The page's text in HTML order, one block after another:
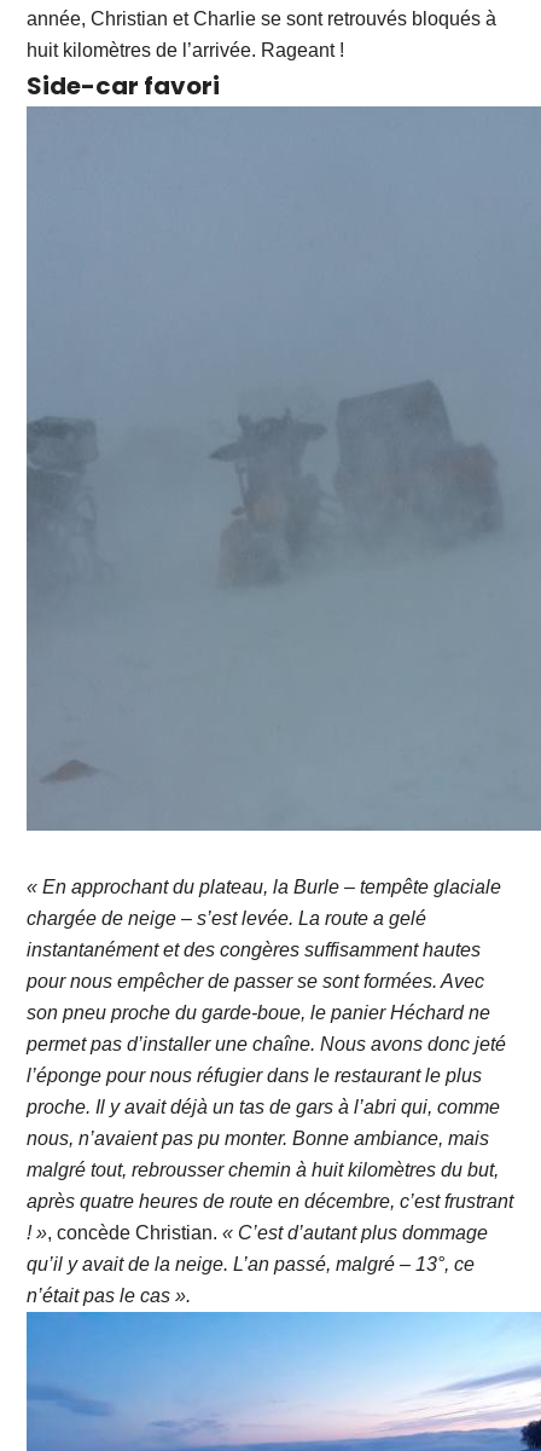
année, Christian et Charlie se sont retrouvés bloqués à
huit kilomètres de l’arrivée. Rageant !
Side-car favori
« En approchant du plateau, la Burle – tempête glaciale
chargée de neige – s’est levée. La route a gelé
instantanément et des congères suffisamment hautes
pour nous empêcher de passer se sont formées. Avec
son pneu proche du garde-boue, le panier Héchard ne
permet pas d’installer une chaîne. Nous avons donc jeté
l’éponge pour nous réfugier dans le restaurant le plus
proche. Il y avait déjà un tas de gars à l’abri qui, comme
nous, n’avaient pas pu monter. Bonne ambiance, mais
malgré tout, rebrousser chemin à huit kilomètres du but,
après quatre heures de route en décembre, c’est frustrant
! », concède Christian.« C’est d’autant plus dommage
qu’il y avait de la neige. L’an passé, malgré – 13°, ce
n’était pas le cas ».